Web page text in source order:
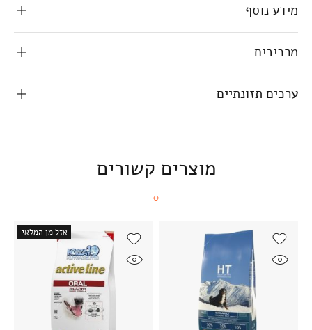
מידע נוסף
מרכיבים
ערכים תזונתיים
מוצרים קשורים
אזל מן המלאי